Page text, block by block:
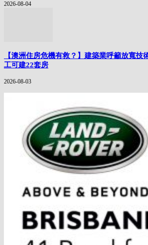
2026-08-04
【澳洲住房危機有救？】建築業呼籲放寬技
工可建22套房
2026-08-03